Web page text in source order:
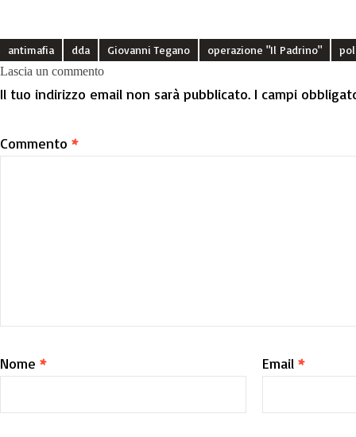
antimafia dda Giovanni Tegano operazione "Il Padrino"
Lascia un commento
Il tuo indirizzo email non sarà pubblicato. I campi
Commento *
Nome * Email *